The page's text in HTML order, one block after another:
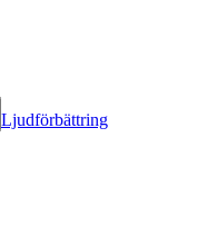
Ljudförbättring